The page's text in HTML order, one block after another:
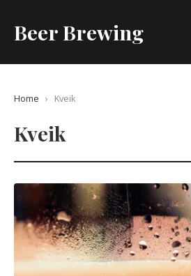
Beer Brewing
Home › Kveik
Kveik